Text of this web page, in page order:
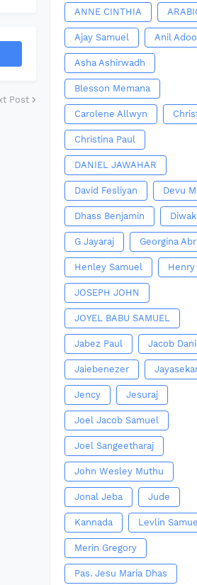
Post
ANNE CINTHIA
Ajay Samuel Anil
Asha Ashirwadh
Blesson Memana
Carolene Allwyn
Christina Paul
DANIEL JAWAHAR
David Fesliyan Devu
Dhass Benjamin
G Jayaraj Georgina
Henley Samuel Henry
JOSEPH JOHN
JOYEL BABU SAMUEL
Jabez Paul Jacob
Jaiebenezer
Jency Jesuraj
Joel Jacob Samuel
Joel Sangeetharaj
John Wesley Muthu
Jonal Jeba Jude
Kannada Levlin
Merin Gregory
Pas. Jesu Maria Dhas